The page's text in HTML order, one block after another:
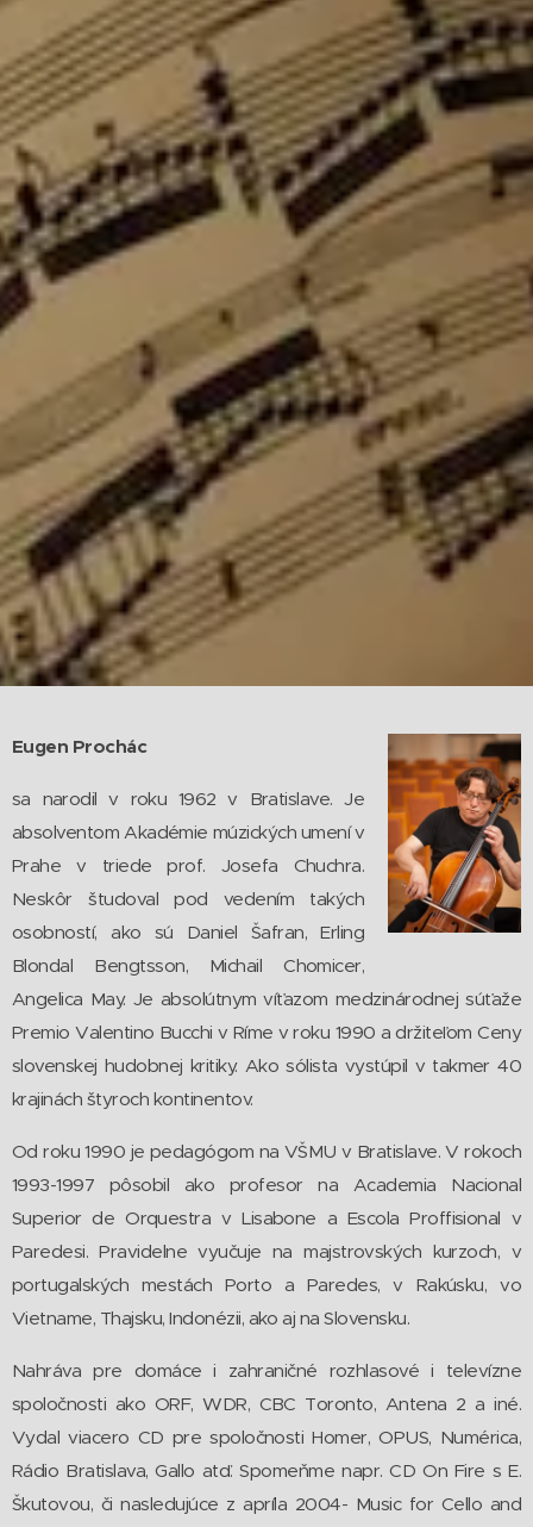
Eugen Prochác
sa narodil v roku 1962 v Bratislave. Je
absolventom Akadémie múzických umení v
Prahe v triede prof. Josefa Chuchra.
Neskôr študoval pod vedením takých
osobností, ako sú Daniel Šafran, Erling
Blondal Bengtsson, Michail Chomicer,
Angelica May. Je absolútnym víťazom medzinárodnej súťaže
Premio Valentino Bucchi v Ríme v roku 1990 a držiteľom Ceny
slovenskej hudobnej kritiky. Ako sólista vystúpil v takmer 40
krajinách štyroch kontinentov.
Od roku 1990 je pedagógom na VŠMU v Bratislave. V rokoch
1993-1997 pôsobil ako profesor na Academia Nacional
Superior de Orquestra v Lisabone a Escola Proffisional v
Paredesi. Pravidelne vyučuje na majstrovských kurzoch, v
portugalských mestách Porto a Paredes, v Rakúsku, vo
Vietname, Thajsku, Indonézii, ako aj na Slovensku.
Nahráva pre domáce i zahraničné rozhlasové i televízne
spoločnosti ako ORF, WDR, CBC Toronto, Antena 2 a iné.
Vydal viacero CD pre spoločnosti Homer, OPUS, Numérica,
Rádio Bratislava, Gallo atď. Spomeňme napr. CD On Fire s E.
Škutovou, či nasledujúce z apríla 2004- Music for Cello and